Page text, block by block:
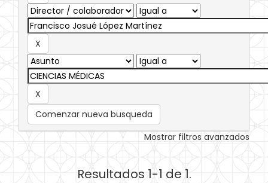
Comenzar nueva busqueda
Mostrar filtros avanzados
Resultados 1-1 de 1.